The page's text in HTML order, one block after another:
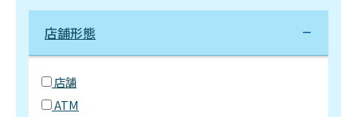
店舗形態
店舗
ATM